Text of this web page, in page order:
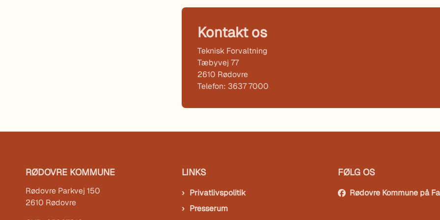
Kontakt os
Teknisk Forvaltning
Tæbyvej 77
2610 Rødovre
Telefon: 3637 7000
RØDOVRE KOMMUNE
Rødovre Parkvej 150
2610 Rødovre
LINKS
Privatlivspolitik
Presserum
FØLG OS
Rødovre Kommune på